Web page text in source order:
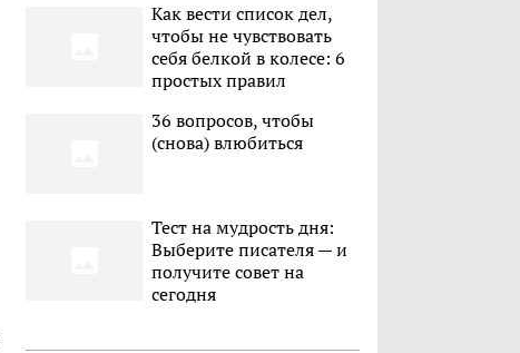
Как вести список дел,
чтобы не чувствовать
себя белкой в колесе: 6
простых правил
36 вопросов, чтобы
(снова) влюбиться
Тест на мудрость дня:
Выберите писателя — и
получите совет на
сегодня